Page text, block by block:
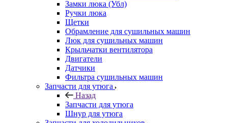
Замки люка (Убл)
Ручки люка
Щетки
Обрамление для сушильных машин
Люк для сушильных машин
Крыльчатки вентилятора
Двигатели
Датчики
Фильтра сушильных машин
Запчасти для утюга
Назад
Запчасти для утюга
Шнур для утюга